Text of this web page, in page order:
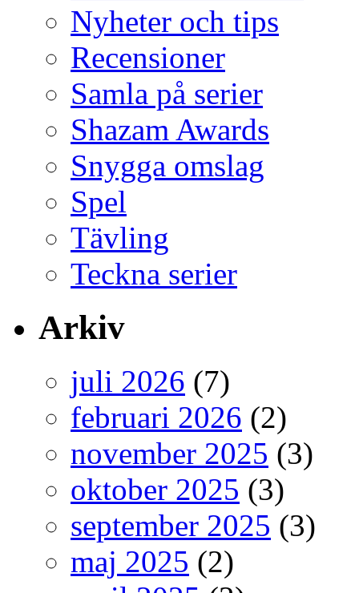
Nyheter och tips
Recensioner
Samla på serier
Shazam Awards
Snygga omslag
Spel
Tävling
Teckna serier
Arkiv
juli 2026 (7)
februari 2026 (2)
november 2025 (3)
oktober 2025 (3)
september 2025 (3)
maj 2025 (2)